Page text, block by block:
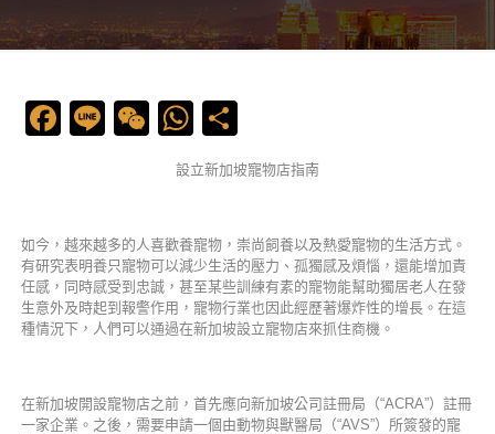
Facebook
LineWeChatWhatsApp
設立新加坡寵物店指南
如今，越來越多的人喜歡養寵物，崇尚飼養以及熱愛寵物的生活方式。
有研究表明養只寵物可以減少生活的壓力、孤獨感及煩惱，還能增加責
任感，同時感受到忠誠，甚至某些訓練有素的寵物能幫助獨居老人在發
生意外及時起到報警作用，寵物行業也因此經歷著爆炸性的增長。在這
種情況下，人們可以通過在新加坡設立寵物店來抓住商機。
在新加坡開設寵物店之前，首先應向新加坡公司註冊局（“ACRA”）註冊
一家企業。之後，需要申請一個由動物與獸醫局（“AVS”）所簽發的寵